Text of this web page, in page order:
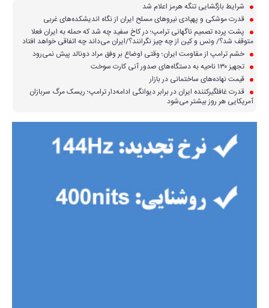
شرایط بازگشایی تنگه هرمز اعلام شد
قدرت موشکی و پهپادی نیرو‌های مسلح ایران از نگاه اندیشکده‌های غربی
پشت پرده تصمیم ناگهانی ترامپ؛ در کاخ سفید چه شد که حمله به ایران فعلا
متوقف شد؟/ ونس و کین از چه چیز نگرانند؟/ایران می‌داند چه اتفاقی خواهد افتاد
خشم ترامپ از مقاومت ایران؛ وقتی اوضاع بر وفق مراد دونالد پیش نمی‌رود
تجهیز ۱۳۰ ناحیه به دستگاه‌های صدور آنی کارت سوخت
قیمت نهاده‌های ساختمانی در بازار
قدرت غافلگیرکننده ایران در برابر دیوانگی ادامه‌دار ترامپ؛ ریسک مرگ سربازان
آمریکایی هر روز بیشتر می‌شود